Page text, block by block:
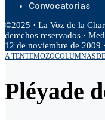
Convocatorias
©2025 · La Voz de la
derechos reservados ·
12 de noviembre de 2009
A TENTEMOZOCOLUMNAS
Pléyade